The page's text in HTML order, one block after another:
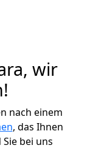
wir
nach einem
, das Ihnen
bei uns